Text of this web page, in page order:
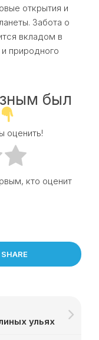
открытия и
Забота о
вкладом в
природного
был
оценить!
кто оценит
SHARE
ульях